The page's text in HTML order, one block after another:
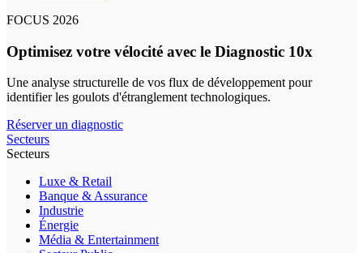
FOCUS 2026
Optimisez votre vélocité avec le Diagnostic 10x
Une analyse structurelle de vos flux de développement pour
identifier les goulots d'étranglement technologiques.
Réserver un diagnostic
Secteurs
Secteurs
Luxe & Retail
Banque & Assurance
Industrie
Énergie
Média & Entertainment